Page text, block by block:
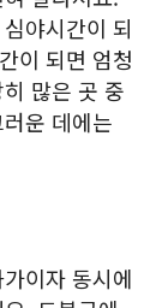
야시간이 되
이 되면 엄청
많은 곳 중
운 데에는
이자 동시에